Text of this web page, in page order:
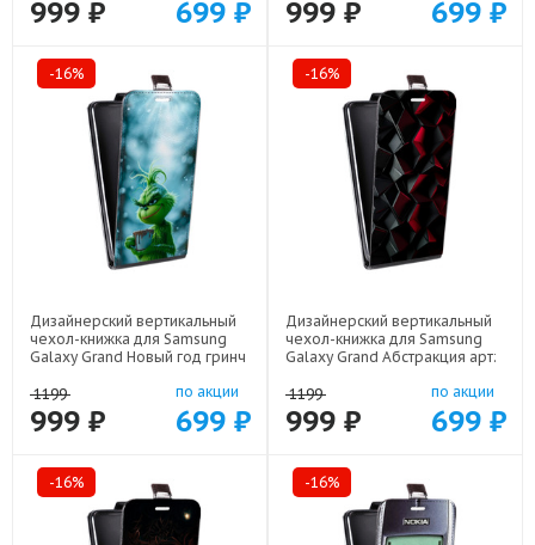
999 ₽ 699 ₽ 999 ₽ 699 ₽
-16%
Дизайнерский вертикальный
чехол-книжка для Samsung
Galaxy Grand Новый год гринч
1199
999 ₽
по акции
699 ₽
-16%
Дизайнерский вертикальный
чехол-книжка для Samsung
Galaxy Grand Абстракция арт:
1199
999 ₽
по акции
699 ₽
-16% -16%